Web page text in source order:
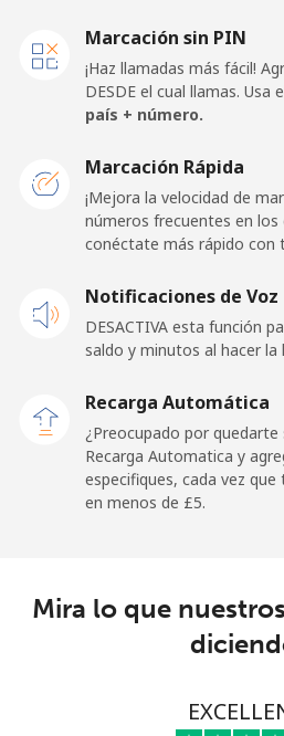
Línea fija
⁦16.5p⁩
Papua New Guinea
Línea fija ⁦102.5p⁩
Paraguay
Línea fija ⁦3.5p⁩
⁦5.5p⁩
Peru
Celular ⁦1.5p⁩
Marcación sin PIN
¡Haz llamadas más fácil!
DESDE el cual llamas. Usa
país + número.
Marcación Rápida
¡Mejora la velocidad de
números frecuentes en
conéctate más rápido con
Notificaciones de Voz
DESACTIVA esta función
saldo y minutos al hacer la
Recarga Automática
¿Preocupado por
Recarga Automatica y
especifiques, cada vez
en menos de ⁦£5⁩.
Mira lo que